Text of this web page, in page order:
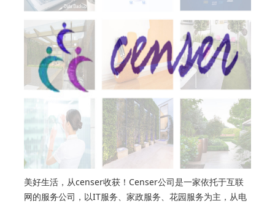
美好生活，从censer收获！Censer公司是一家依托于互联
网的服务公司，以IT服务、家政服务、花园服务为主，从电